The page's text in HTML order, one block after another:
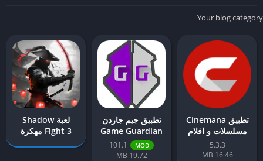
Your blog category
تطبيق Cinemana
مسلسلات و افلام
5.3.3
16.46 MB
تطبيق جيم جاردن
Game Guardian
برنامج تهكير الالعاب
MOD
101.1
19.72 MB
لعبة Shadow
Fight 3 مهكرة